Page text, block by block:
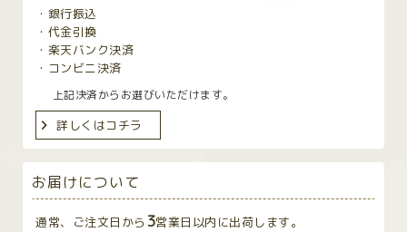
・銀行振込
・代金引換
・楽天バンク決済
・コンビニ決済
上記決済からお選びいただけます。
詳しくはコチラ
お届けについて
通常、ご注文日から 3営業日以内に出荷します。